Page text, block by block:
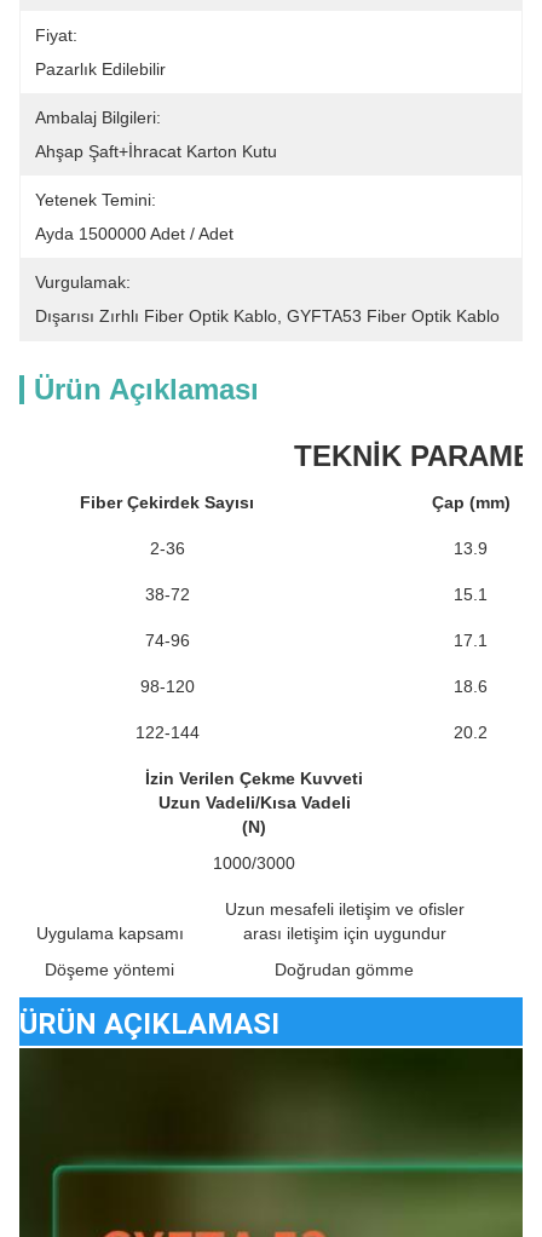
Fiyat:
Pazarlık Edilebilir
Ambalaj Bilgileri:
Ahşap Şaft+İhracat Karton Kutu
Yetenek Temini:
Ayda 1500000 Adet / Adet
Vurgulamak:
Dışarısı Zırhlı Fiber Optik Kablo GYFTA53 Fiber Optik Kablo
Ürün Açıklaması
TEKNİK
Fiber Çekirdek Sayısı Çap (mm)
2-36 13.9
38-72 15.1
74-96 17.1
98-120 18.6
122-144 20.2
İzin Verilen Çekme Kuvveti
Uzun Vadeli/Kısa Vadeli
(N)
1000/3000
Uygulama kapsamı
Uzun mesafeli iletişim ve ofisler
arası iletişim için uygundur
Döşeme yöntemi
Doğrudan gömme
ÜRÜN AÇIKLAMASI